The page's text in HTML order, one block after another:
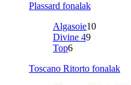
Plassard fonalak
Algasoie10
Divine 49
Top6
Toscano Ritorto fonalak